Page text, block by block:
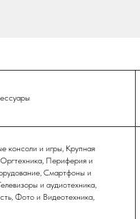
консоли и игры, Крупная
Периферия и
Смартфоны и
и аудиотехника,
Фото и Видеотехника,